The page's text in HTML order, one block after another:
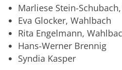
Marliese Stein-
Eva Glocker, Wahlbach
Rita Engelmann,
Hans-Werner Brennig
Syndia Kasper